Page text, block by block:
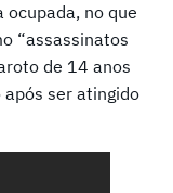
ocupada, no que
“assassinatos
de 14 anos
ser atingido